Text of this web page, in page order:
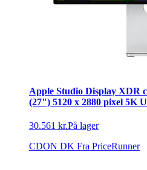
Apple Studio Display XDR
(27") 5120 x 2880 pixel 5K
30.561 kr.På lager
CDON DK Fra PriceRunner